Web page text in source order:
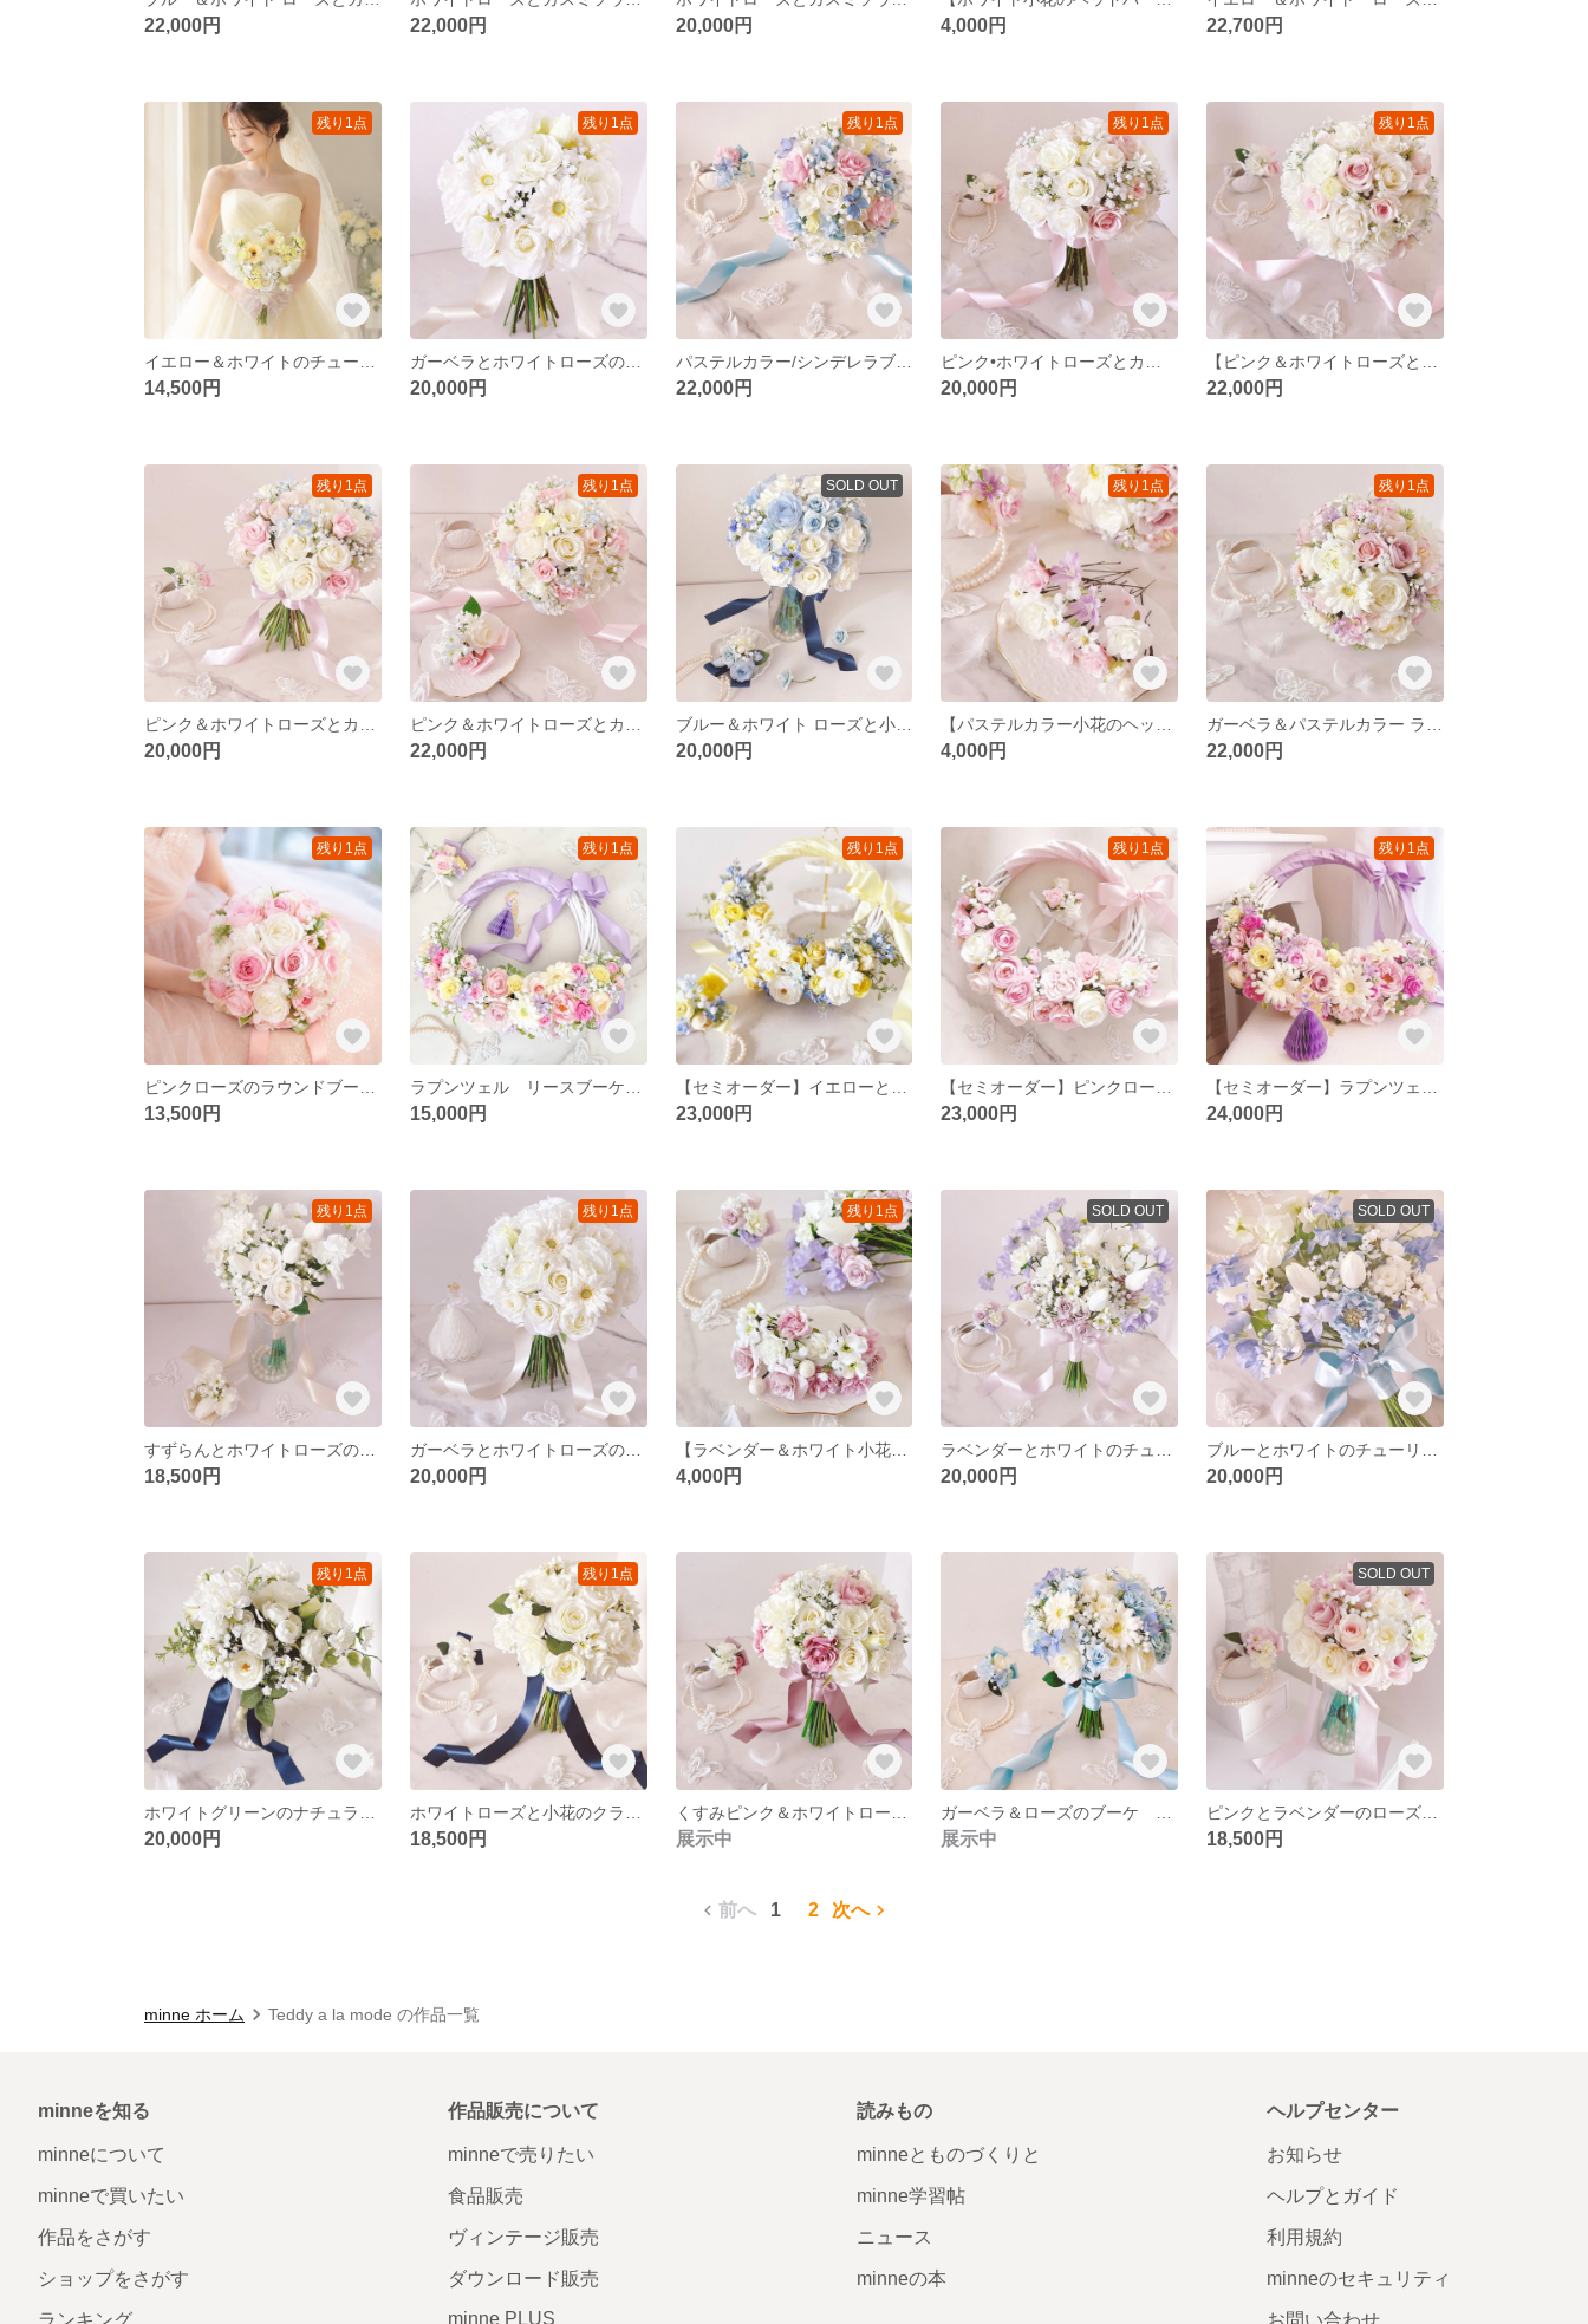
22,000円 22,000円 20,000円 4,000円 22,700円
残り1点
14,500円
残り1点
ガーベラとホワイトローズのウエディングブーケ（造花）アーティフィシャルフラワー ホワイト ガーベラブーケ/ヘッドパーツ
20,000円
残り1点
パステルカラー/シンデレラブーケ/ローズと小花のラウンドブーケ ピンク・ホワイト・ブルー ウエディングブーケ＆ブートニア（造花）
22,000円
残り1点
20,000円
残り1点
22,000円
残り1点
20,000円
残り1点
22,000円
SOLD OUT
ブルー＆ホワイト ローズと小花のクラッチブーケ ウエディングブーケ＆ブートニア（造花）アーティフィシャルフラワー ヘッドパーツ
20,000円
残り1点
4,000円
残り1点
22,000円
残り1点
13,500円
残り1点
15,000円
残り1点
23,000円
残り1点
23,000円
残り1点
24,000円
残り1点
18,500円
残り1点
ガーベラとホワイトローズのウエディングブーケ（造花）アーティフィシャルフラワー ホワイト ガーベラブーケ/ヘッドパーツ
20,000円
残り1点
【ラベンダー＆ホワイト小花のヘッドパーツ】ウェディング・ブライダルヘッドドレス／造花・アーティフィシャルフラワー
4,000円
SOLD OUT
20,000円
SOLD OUT
20,000円
残り1点
20,000円
残り1点
18,500円 展示中 展示中
SOLD OUT
18,500円
前へ 1 2 次へ
minne ホーム Teddy a la mode の作品一覧
minneを知る
minneについて
minneで買いたい
作品をさがす
ショップをさがす
ランキング
作品販売について
minneで売りたい
食品販売
ヴィンテージ販売
ダウンロード販売
minne PLUS
読みもの
minneとものづくりと
minne学習帖
ニュース
minneの本
ヘルプセンター
お知らせ
ヘルプとガイド
利用規約
minneのセキュリティ
お問い合わせ